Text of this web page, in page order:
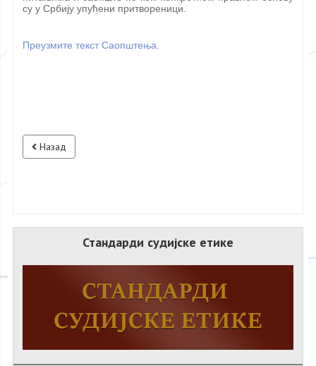
су у Србију упућени притвореници.
Преузмите текст Саопштења.
Назад
Стандарди судијске етике